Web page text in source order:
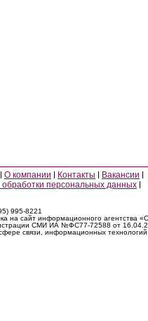
О компании Контакты
Вакансии
обработки персональных данных
995-8221
на сайт информационного агентства
СМИ ИА №ФС77-72588 от
связи, информационных